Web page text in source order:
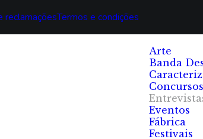
reclamaçõesTermos e condições
Arte
Banda
Concursos
Eventos
Fábrica
Festivais